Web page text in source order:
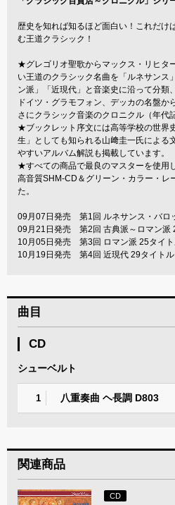
歴史を知れば知るほど面白い！これだけ
む王道クラシック！
★グレゴリオ聖歌からマックス・リヒタ
い王道のクラシック名曲を「ルネサンス
ン派」「近現代」と音楽史に沿って分類
ドイツ・グラモフォン、デッカの名盤か
さにクラシック音楽のクロニクル（年代
★ブックレット序文には高等学校の世界
生」としても知られる山﨑圭一氏による
やすいアルバム解説も掲載しています。
★すべての商品で最良のマスターを使用
高音質SHM-CD＆グリーン・カラー・レ
た。
09月07日発売 第1回 ルネサンス・バロ
09月21日発売 第2回 古典派～ロマン派
10月05日発売 第3回 ロマン派 25タイ
10月19日発売 第4回 近現代 29タイトル
曲目
CD
シューベルト
1 八重奏曲 ヘ長調 D803
関連商品
CD